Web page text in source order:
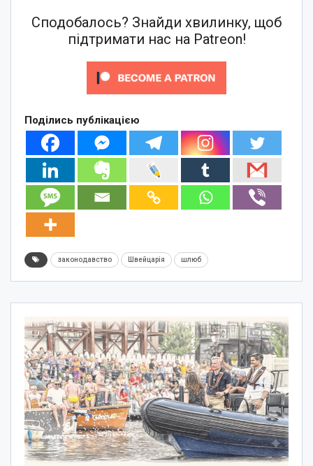
Сподобалось? Знайди хвилинку, щоб
підтримати нас на Patreon!
Поділись публікацією
законодавство Швейцарія шлюб